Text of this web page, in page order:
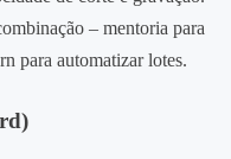
– mentoria para
para automatizar lotes.